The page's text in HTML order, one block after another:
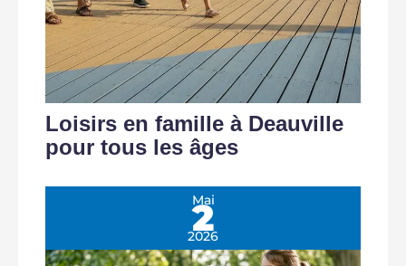
Loisirs en famille à Deauville
pour tous les âges
Mai
2
2026